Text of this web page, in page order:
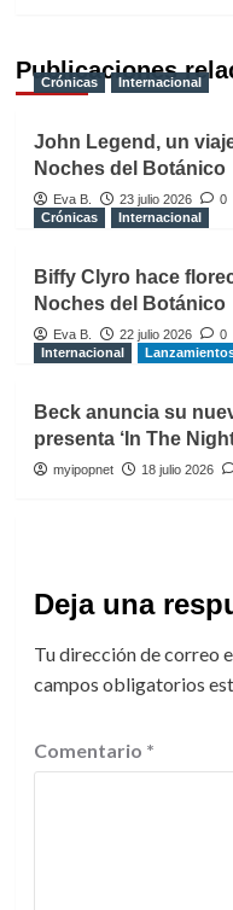
Publicaciones
Crónicas Internacional
John Legend, un
Noches del Botánico
Eva B. 23 julio 2026
0
Crónicas
Internacional
Biffy Clyro hace
Noches del Botánico
Eva B. 22 julio 2026
0
Internacional
Beck anuncia su
presenta ‘In The
myipopnet 18 julio 2026
Deja una
Tu dirección de correo
campos obligatorios
Comentario *